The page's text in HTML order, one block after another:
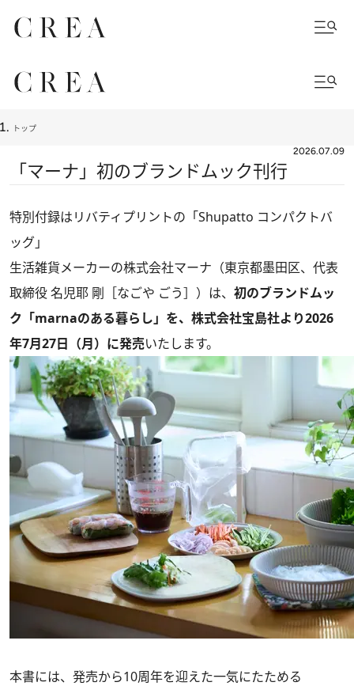
トップ
2026.07.09
「マーナ」初のブランドムック刊行
特別付録はリバティプリントの「Shupatto コンパクトバ
ッグ」
生活雑貨メーカーの株式会社マーナ（東京都墨田区、代表
取締役 名児耶 剛［なごや ごう］）は、 初のブランドムッ
ク「marnaのある暮らし」を、株式会社宝島社より2026
年7月27日（月）に発売いたします。
本書には、発売から10周年を迎えた一気にたためる